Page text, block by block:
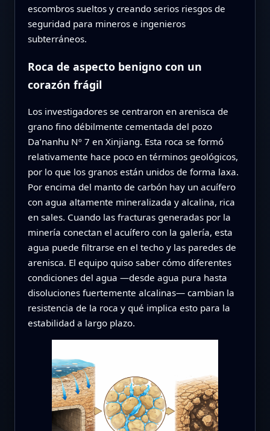
escombros sueltos y creando serios riesgos de
seguridad para mineros e ingenieros
subterráneos.
Roca de aspecto benigno con un
corazón frágil
Los investigadores se centraron en arenisca de
grano fino débilmente cementada del pozo
Da’nanhu Nº 7 en Xinjiang. Esta roca se formó
relativamente hace poco en términos geológicos,
por lo que los granos están unidos de forma laxa.
Por encima del manto de carbón hay un acuífero
con agua altamente mineralizada y alcalina, rica
en sales. Cuando las fracturas generadas por la
minería conectan el acuífero con la galería, esta
agua puede filtrarse en el techo y las paredes de
arenisca. El equipo quiso saber cómo diferentes
condiciones del agua —desde agua pura hasta
disoluciones fuertemente alcalinas— cambian la
resistencia de la roca y qué implica esto para la
estabilidad a largo plazo.